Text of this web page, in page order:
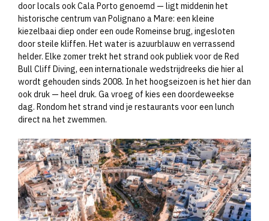
door locals ook Cala Porto genoemd — ligt middenin het
historische centrum van Polignano a Mare: een kleine
kiezelbaai diep onder een oude Romeinse brug, ingesloten
door steile kliffen. Het water is azuurblauw en verrassend
helder. Elke zomer trekt het strand ook publiek voor de Red
Bull Cliff Diving, een internationale wedstrijdreeks die hier al
wordt gehouden sinds 2008. In het hoogseizoen is het hier dan
ook druk — heel druk. Ga vroeg of kies een doordeweekse
dag. Rondom het strand vind je restaurants voor een lunch
direct na het zwemmen.